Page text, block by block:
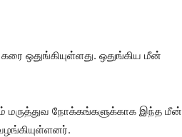
ஒதுங்கியுள்ளது. ஒதுங்கிய மீன்
மருத்துவ நோக்கங்களுக்காக இந்த மீன்